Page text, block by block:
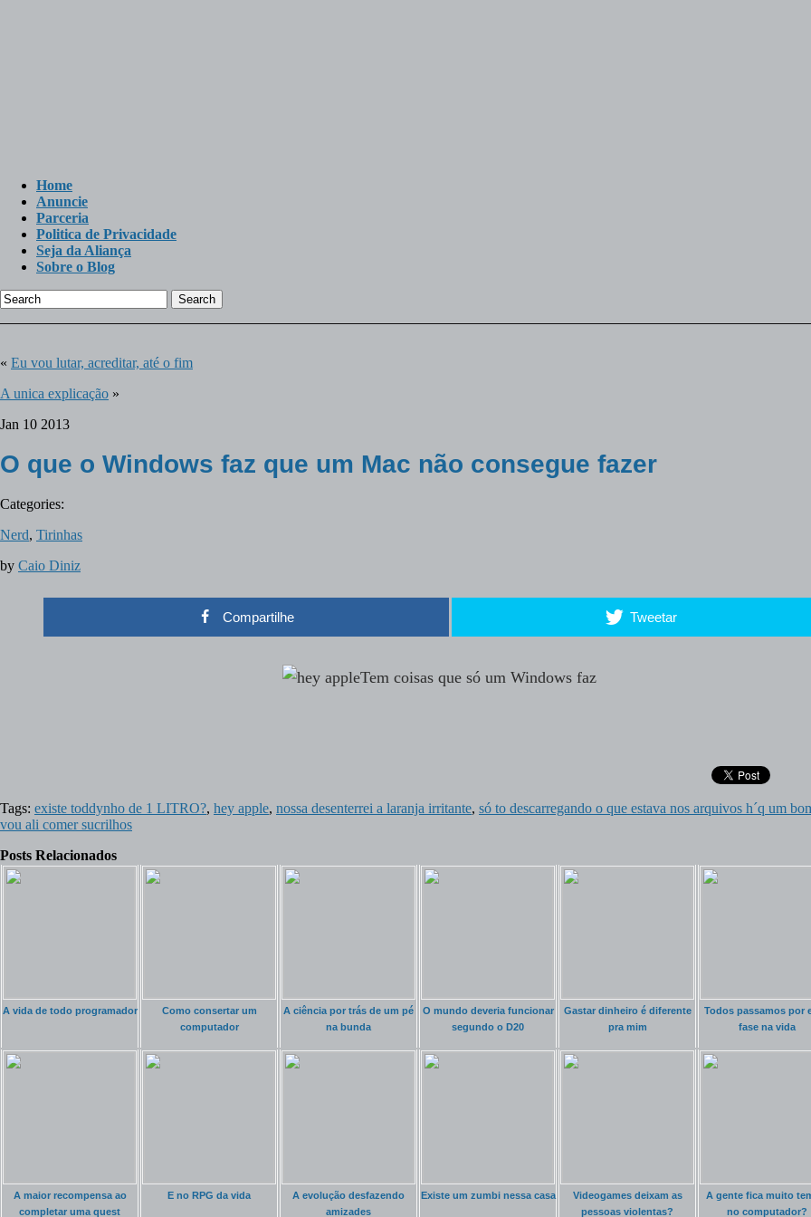
Home
Anuncie
Parceria
Politica de Privacidade
Seja da Aliança
Sobre o Blog
Search
« Eu vou lutar, acreditar, até o fim
A unica explicação »
Jan 10 2013
O que o Windows faz que um Mac não consegue fazer
Categories:
Nerd, Tirinhas
by Caio Diniz
Compartilhe Tweetar
Tem coisas que só um Windows faz
Tags: existe toddynho de 1 LITRO?, hey apple, nossa desenterrei a laranja irritante, só to descarregando o que estava nos arquivos h´q um
vou ali comer sucrilhos
Posts Relacionados
A vida de todo programador
Como consertar um
computador
A ciência por trás de um pé
na bunda
O mundo deveria funcionar
segundo o D20
Gastar dinheiro é diferente
pra mim
Todos passamos por
fase na vida
A maior recompensa ao
completar uma quest
E no RPG da vida
A evolução desfazendo
amizades
Existe um zumbi nessa casa
Videogames deixam as
pessoas violentas?
A gente fica muito
no computador?